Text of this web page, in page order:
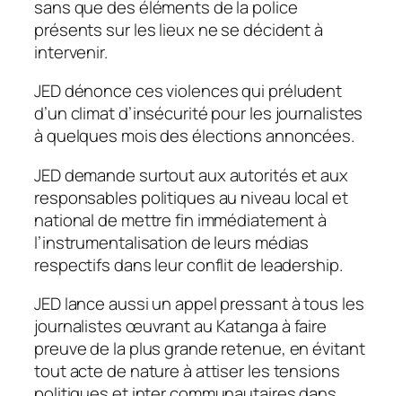
sans que des éléments de la police
présents sur les lieux ne se décident à
intervenir.
JED dénonce ces violences qui préludent
d’un climat d’insécurité pour les journalistes
à quelques mois des élections annoncées.
JED demande surtout aux autorités et aux
responsables politiques au niveau local et
national de mettre fin immédiatement à
l’instrumentalisation de leurs médias
respectifs dans leur conflit de leadership.
JED lance aussi un appel pressant à tous les
journalistes œuvrant au Katanga à faire
preuve de la plus grande retenue, en évitant
tout acte de nature à attiser les tensions